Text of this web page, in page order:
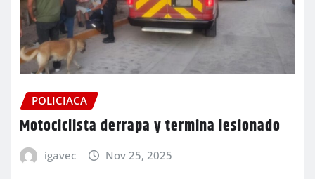
POLICIACA
Motociclista derrapa y termina lesionado
igavec Nov 25, 2025